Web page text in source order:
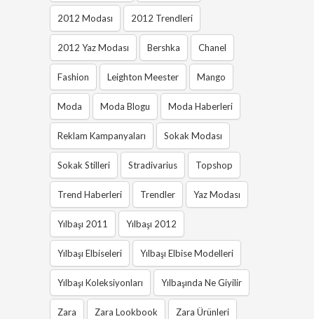
2012 Modası 2012 Trendleri
2012 Yaz Modası Bershka Chanel
Fashion Leighton Meester Mango
Moda Moda Blogu Moda Haberleri
Reklam Kampanyaları Sokak Modası
Sokak Stilleri Stradivarius Topshop
Trend Haberleri Trendler Yaz Modası
Yılbaşı 2011 Yılbaşı 2012
Yılbaşı Elbiseleri Yılbaşı Elbise Modelleri
Yılbaşı Koleksiyonları Yılbaşında Ne Giyilir
Zara Zara Lookbook Zara Ürünleri